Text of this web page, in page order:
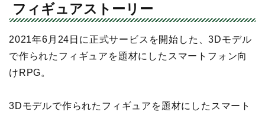
フィギュアストーリー
2021年6月24日に正式サービスを開始した、3Dモデル
で作られたフィギュアを題材にしたスマートフォン向
けRPG。
3Dモデルで作られたフィギュアを題材にしたスマート